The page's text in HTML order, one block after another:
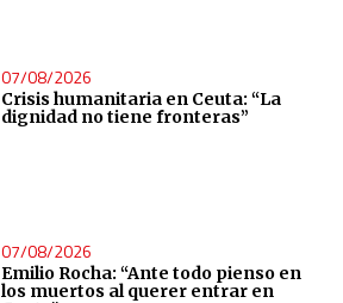
07/08/2026
Crisis humanitaria en Ceuta: “La
dignidad no tiene fronteras”
07/08/2026
Emilio Rocha: “Ante todo pienso en
los muertos al querer entrar en